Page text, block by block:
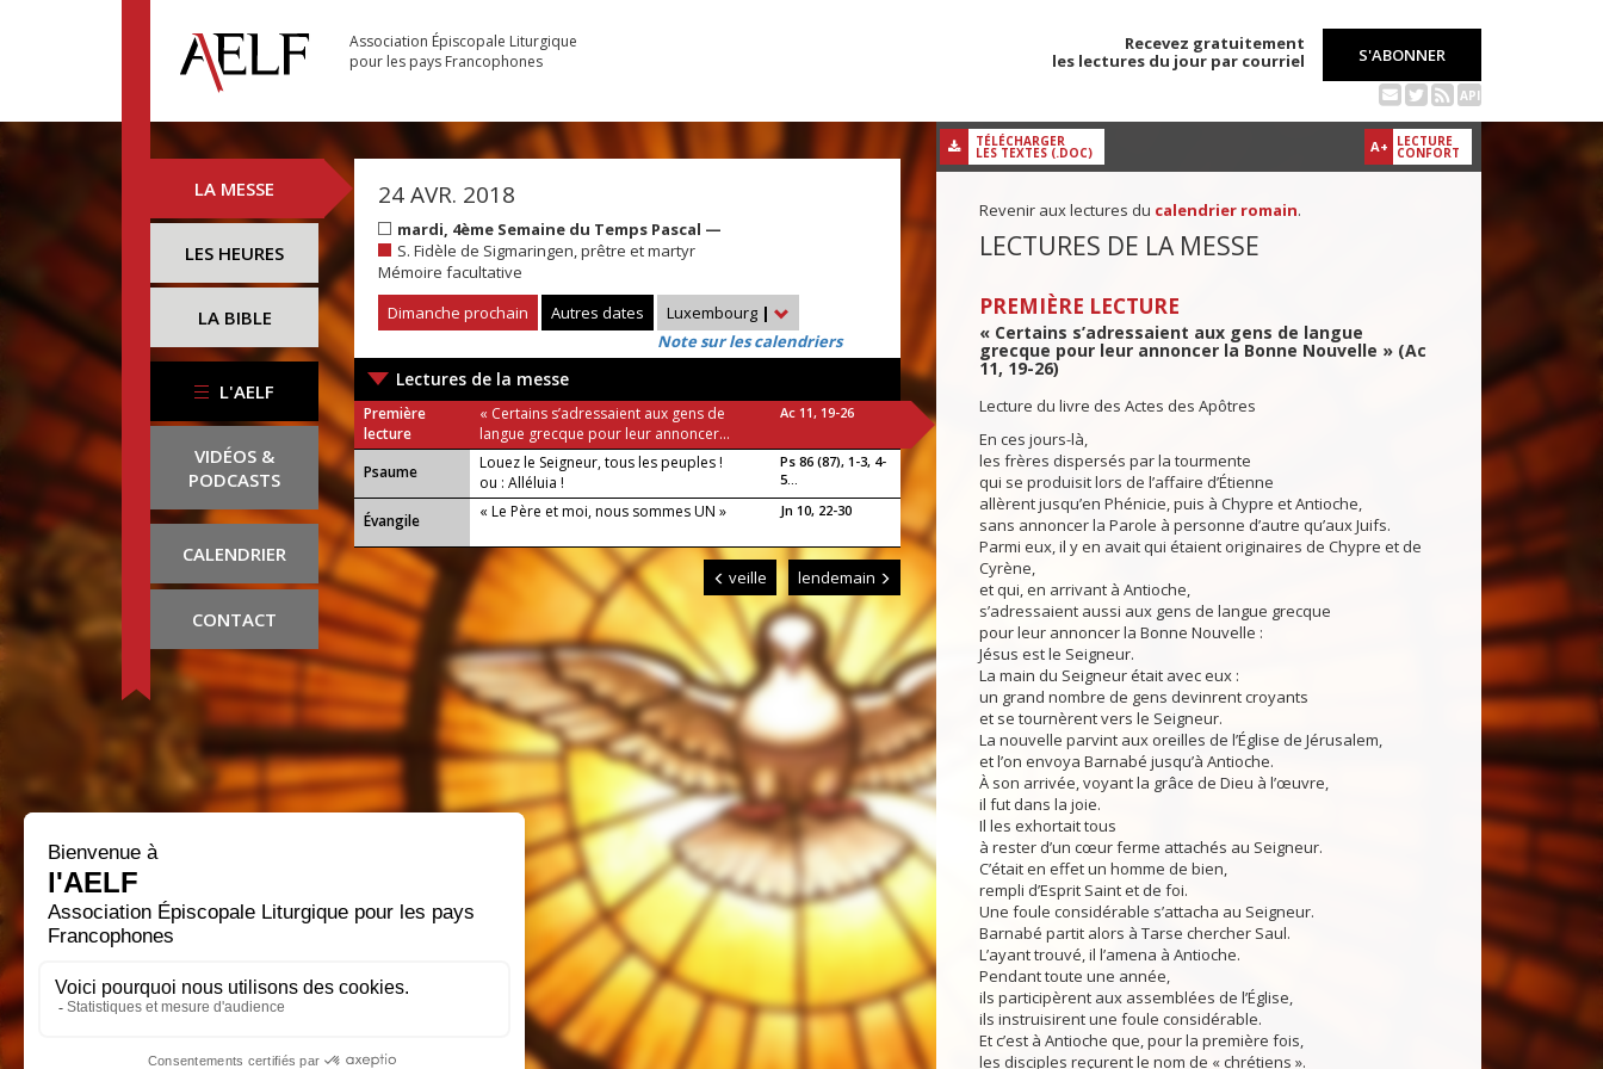
Association Épiscopale Liturgique
pour les pays Francophones
Recevez gratuitement
les lectures du jour par courriel
S'ABONNER
API
LA MESSE
LES HEURES
LA BIBLE
L'AELF
VIDÉOS &
PODCASTS
CALENDRIER
CONTACT
24 AVR. 2018
mardi, 4ème Semaine du Temps Pascal —
S. Fidèle de Sigmaringen, prêtre et martyr
Mémoire facultative
Dimanche prochain
Autres dates Luxembourg |
Note sur les calendriers
Lectures de la messe
Première
lecture
« Certains s’adressaient aux gens de
langue grecque pour leur annoncer...
Ac 11, 19-26
Psaume
Louez le Seigneur, tous les peuples !
ou : Alléluia !
Ps 86 (87), 1-3, 4-
5...
Évangile « Le Père et moi, nous sommes UN » Jn 10, 22-30
veille lendemain
A+ LECTURE
CONFORT
TÉLÉCHARGER
LES TEXTES (.DOC)
Revenir aux lectures du calendrier romain.
LECTURES DE LA MESSE
PREMIÈRE LECTURE
« Certains s’adressaient aux gens de langue
grecque pour leur annoncer la Bonne Nouvelle » (Ac
11, 19-26)
Lecture du livre des Actes des Apôtres
En ces jours-là,
les frères dispersés par la tourmente
qui se produisit lors de l’affaire d’Étienne
allèrent jusqu’en Phénicie, puis à Chypre et Antioche,
sans annoncer la Parole à personne d’autre qu’aux Juifs.
Parmi eux, il y en avait qui étaient originaires de Chypre et de
Cyrène,
et qui, en arrivant à Antioche,
s’adressaient aussi aux gens de langue grecque
pour leur annoncer la Bonne Nouvelle :
Jésus est le Seigneur.
La main du Seigneur était avec eux :
un grand nombre de gens devinrent croyants
et se tournèrent vers le Seigneur.
La nouvelle parvint aux oreilles de l’Église de Jérusalem,
et l’on envoya Barnabé jusqu’à Antioche.
À son arrivée, voyant la grâce de Dieu à l’œuvre,
il fut dans la joie.
Il les exhortait tous
à rester d’un cœur ferme attachés au Seigneur.
C’était en effet un homme de bien,
rempli d’Esprit Saint et de foi.
Une foule considérable s’attacha au Seigneur.
Barnabé partit alors à Tarse chercher Saul.
L’ayant trouvé, il l’amena à Antioche.
Pendant toute une année,
ils participèrent aux assemblées de l’Église,
ils instruisirent une foule considérable.
Et c’est à Antioche que, pour la première fois,
les disciples reçurent le nom de « chrétiens ».